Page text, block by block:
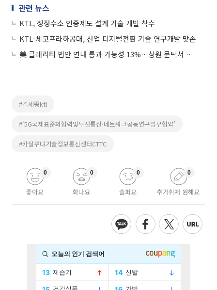
관련 뉴스
KTL, 청정수소 인증제도 설계 기술 개발 착수
KTL-체코프라하공대, 산업 디지털전환 기술 연구개발 맞손
美 클래리티 법안 연내 통과 가능성 13%…상원 문턱서 제동
#김세종ktl
#‘5G국제표준화협력및무선통신·네트워크공동연구업무협약’
#카탈루냐기술정보통신센터CTTC
좋아요
0
화나요
0
슬퍼요
0
추가취재 원해요
0